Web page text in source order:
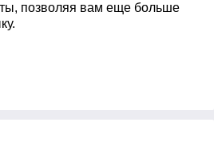
позволяя вам еще больше